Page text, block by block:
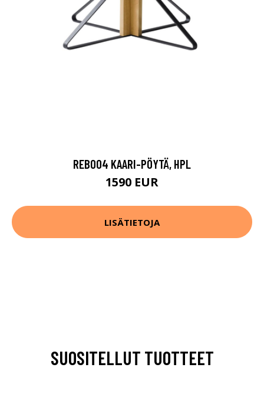
REB004 KAARI-PÖYTÄ, HPL
1590 EUR
LISÄTIETOJA
SUOSITELLUT TUOTTEET